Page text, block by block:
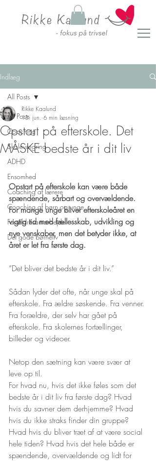
Indlæg
All Posts
Coaching
Skolevægring
ADHD
Ensomhed
Coaching af lærere
Coaching af børn og unge
Forældresamarbejde
Det gode børneliv
All Posts
Opstart på efterskole. Det
MÅSKE bedste år i dit liv
Rikke Kaalund
13. jun. 6 min læsning
Opstart på efterskole kan være både
spændende, sårbart og overvældende.
For mange unge bliver efterskoleåret en
vigtig tid med fællesskab, udvikling og
nye venskaber, men det betyder ikke, at
året er let fra første dag.
“Det bliver det bedste år i dit liv.”
Sådan lyder det ofte, når unge skal på
efterskole. Fra ældre søskende. Fra venner.
Fra forældre, der selv har gået på
efterskole. Fra skolernes fortællinger,
billeder og videoer.
Netop den sætning kan være svær at
leve op til.
For hvad nu, hvis det ikke føles som det
bedste år i dit liv fra første dag? Hvad
hvis du savner dem derhjemme? Hvad
hvis du ikke straks finder din gruppe?
Hvad hvis du bliver træt af at være social
hele tiden? Hvad hvis det hele både er
spændende, overvældende og lidt for